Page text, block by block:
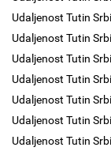
Udaljenost Tutin
Udaljenost Tutin
Udaljenost Tutin
Udaljenost Tutin
Udaljenost Tutin
Udaljenost Tutin
Udaljenost Tutin